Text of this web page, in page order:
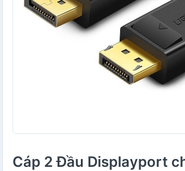
Cáp 2 Đầu Displayport